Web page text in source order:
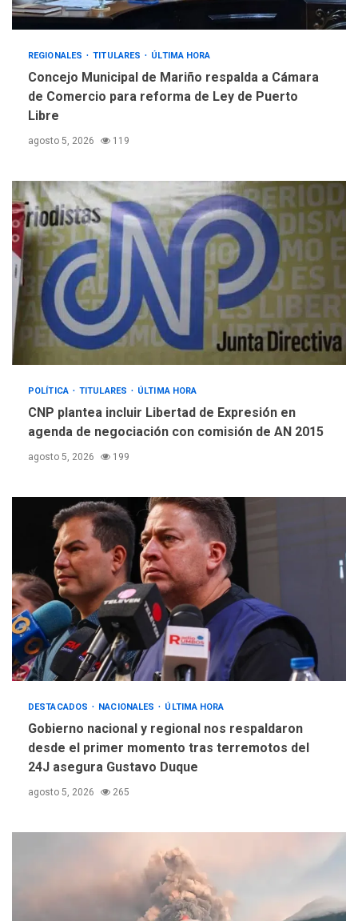
Evacúan aldeas en
Guatemala por erupción de
5
GUERRA EN EL MUNDO
ÚLTIMA HORA
REGIONALES TITULARES ÚLTIMA HORA
Concejo Municipal de Mariño respalda a Cámara
de Comercio para reforma de Ley de Puerto
Libre
agosto 5, 2026 119
POLÍTICA TITULARES ÚLTIMA HORA
CNP plantea incluir Libertad de Expresión en
agenda de negociación con comisión de AN 2015
agosto 5, 2026 199
DESTACADOS NACIONALES ÚLTIMA HORA
Gobierno nacional y regional nos respaldaron
desde el primer momento tras terremotos del
24J asegura Gustavo Duque
agosto 5, 2026 265